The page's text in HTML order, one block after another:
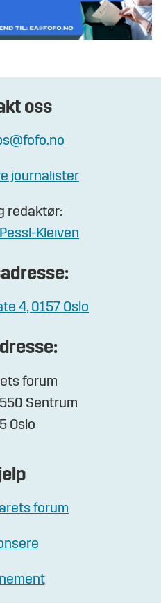
oss
journalister
redaktør:
Kleiven
4, 0157 Oslo
forum
Sentrum
Oslo
forum